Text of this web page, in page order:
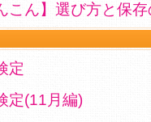
こん】選び方と保
定
定(11月編)